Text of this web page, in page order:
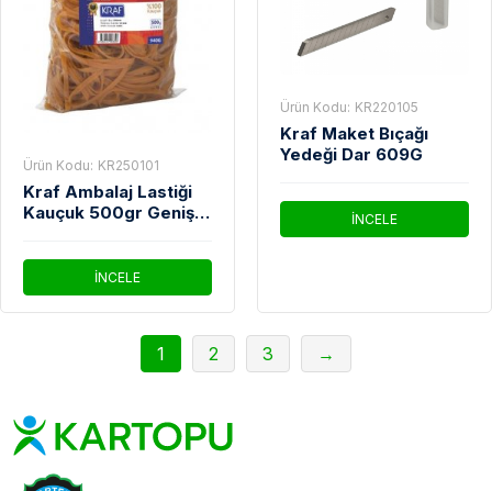
Ürün Kodu: KR250101
Kraf Ambalaj Lastiği
Kauçuk 500gr Geniş
İNCELE
Ürün Kodu: KR220105
Kraf Maket Bıçağı
Yedeği Dar 609G
İNCELE
1 2 3 →